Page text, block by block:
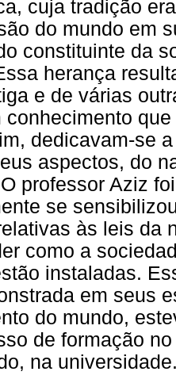
cuja tradição
do mundo em
constituinte da
herança
e de várias
conhecimento
dedicavam-se
aspectos, do
professor Aziz
se
às leis da
como a
instaladas.
em seus
do mundo,
de formação
na